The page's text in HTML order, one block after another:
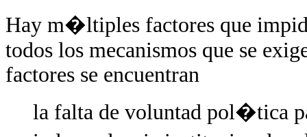
Hay m�ltiples factores que
todos los mecanismos que se
factores se encuentran
la falta de voluntad pol�tica